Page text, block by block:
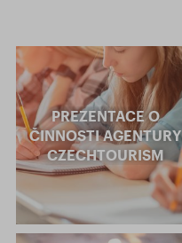
PREZENTACE O
ČINNOSTI AGENTURY
CZECHTOURISM